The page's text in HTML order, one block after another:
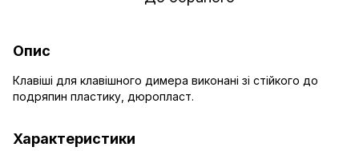
Опис
Клавіші для клавішного димера виконані зі стійкого до
подряпин пластику, дюропласт.
Характеристики